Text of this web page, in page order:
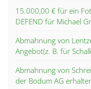
15.000,00 € für ein
DEFEND für Michael
Abmahnung von
Angebot(z. B. für
Abmahnung von
der Bodum AG